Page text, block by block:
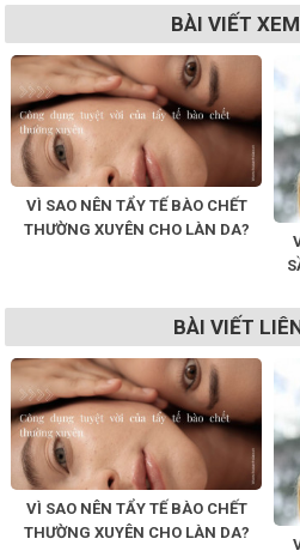
BÀI VIẾT
VÌ SAO NÊN TẨY TẾ BÀO CHẾT
THƯỜNG XUYÊN CHO LÀN DA?
BÀI VIẾT
VÌ SAO NÊN TẨY TẾ BÀO CHẾT
THƯỜNG XUYÊN CHO LÀN DA?